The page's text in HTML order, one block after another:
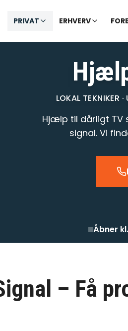
PRIVAT ERHVERV
LOKAL TEKNIKER
Hjælp til dårligt TV
signal. Vi
Åbner
– Få